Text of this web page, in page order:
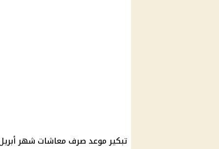
تبكير موعد صرف معاشات شهر أبريل 2025 بمناسبة عيد الفطر